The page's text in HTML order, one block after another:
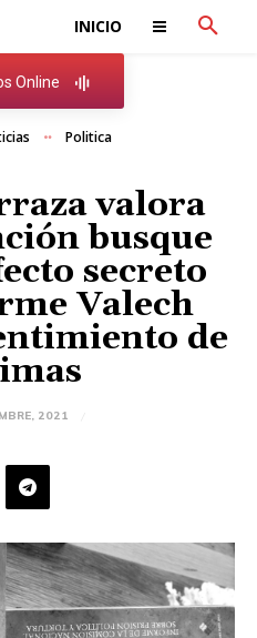
INICIO
Online
Politica
valora
busque
secreto
Valech
de
2021